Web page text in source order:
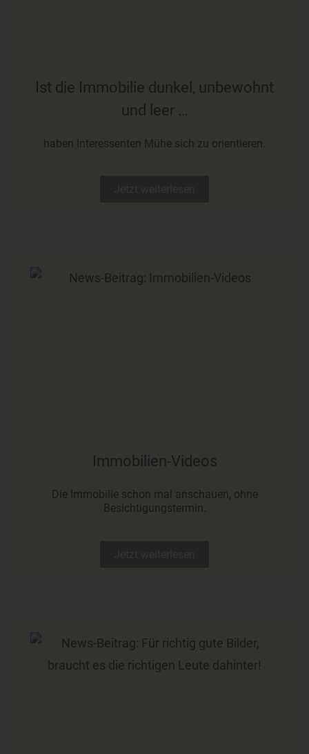
Ist die Immobilie dunkel, unbewohnt
und leer …
haben Interessenten Mühe sich zu orientieren.
Immobilien-Videos
Die Immobilie schon mal anschauen, ohne
Besichtigungstermin.